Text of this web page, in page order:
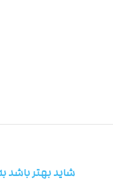
شاید بهتر باشد